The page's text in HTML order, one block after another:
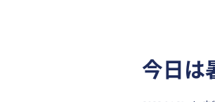
今日は